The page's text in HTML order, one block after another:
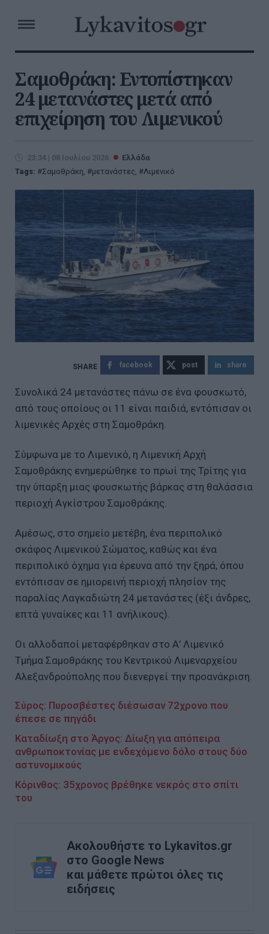
Σαμοθράκη: Εντοπίστηκαν
24 μετανάστες μετά από
επιχείρηση του Λιμενικού
23:34 | 08 Ιουλίου 2026
Ελλάδα
Tags:
Σαμοθράκη, μετανάστες, Λιμενικό
facebook post share
Συνολικά 24 μετανάστες πάνω σε ένα φουσκωτό,
από τους οποίους οι 11 είναι παιδιά, εντόπισαν οι
λιμενικές Αρχές στη Σαμοθράκη.
Σύμφωνα με το Λιμενικό, η Λιμενική Αρχή
Σαμοθράκης ενημερώθηκε το πρωί της Τρίτης για
την ύπαρξη μιας φουσκωτής βάρκας στη θαλάσσια
περιοχή Αγκίστρου Σαμοθράκης.
Αμέσως, στο σημείο μετέβη, ένα περιπολικό
σκάφος Λιμενικού Σώματος, καθώς και ένα
περιπολικό όχημα για έρευνα από την ξηρά, όπου
εντόπισαν σε ημιορεινή περιοχή πλησίον της
παραλίας Λαγκαδιώτη 24 μετανάστες (έξι άνδρες,
επτά γυναίκες και 11 ανήλικους).
Οι αλλοδαποί μεταφέρθηκαν στο Α’ Λιμενικό
Τμήμα Σαμοθράκης του Κεντρικού Λιμεναρχείου
Αλεξανδρούπολης που διενεργεί την προανάκριση.
Σύρος: Πυροσβέστες διέσωσαν 72χρονο που
έπεσε σε πηγάδι
Καταδίωξη στο Άργος: Δίωξη για απόπειρα
ανθρωποκτονίας με ενδεχόμενο δόλο στους δύο
αστυνομικούς
Κόρινθος: 35χρονος βρέθηκε νεκρός στο σπίτι
του
Ακολουθήστε το Lykavitos.gr
στο Google News
και μάθετε πρώτοι όλες τις
ειδήσεις